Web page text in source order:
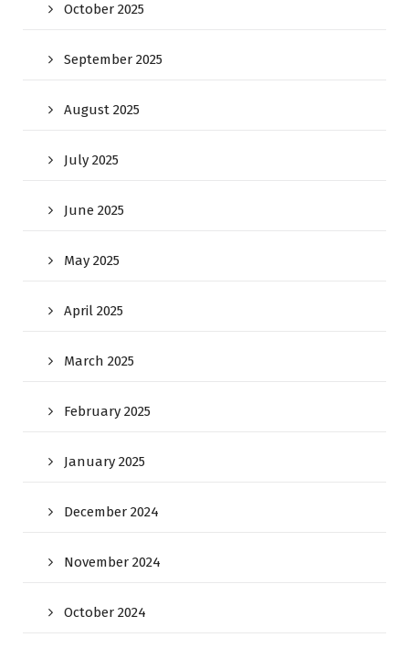
October 2025
September 2025
August 2025
July 2025
June 2025
May 2025
April 2025
March 2025
February 2025
January 2025
December 2024
November 2024
October 2024